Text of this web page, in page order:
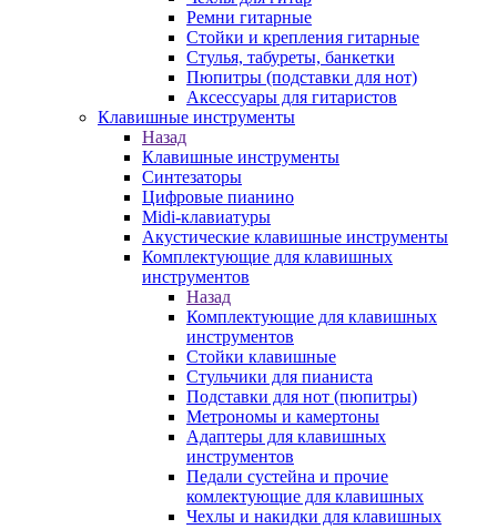
Ремни гитарные
Стойки и крепления гитарные
Стулья, табуреты, банкетки
Пюпитры (подставки для нот)
Аксессуары для гитаристов
Клавишные инструменты
Назад
Клавишные инструменты
Синтезаторы
Цифровые пианино
Midi-клавиатуры
Акустические клавишные инструменты
Комплектующие для клавишных
инструментов
Назад
Комплектующие для клавишных
инструментов
Стойки клавишные
Стульчики для пианиста
Подставки для нот (пюпитры)
Метрономы и камертоны
Адаптеры для клавишных
инструментов
Педали сустейна и прочие
комлектующие для клавишных
Чехлы и накидки для клавишных